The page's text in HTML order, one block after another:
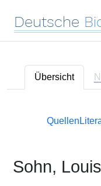
Deutsche
Übersicht
Quellen
Sohn,